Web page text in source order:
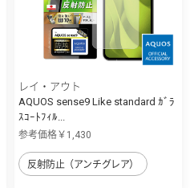
レイ・アウト
AQUOS sense9 Like standard ｶﾞﾗ
ｽｺｰﾄﾌｨﾙ...
参考価格￥1,430
反射防止（アンチグレア）